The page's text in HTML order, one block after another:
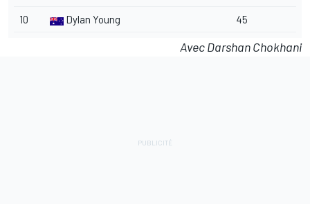
10 Dylan Young 45
Avec Darshan Chokhani